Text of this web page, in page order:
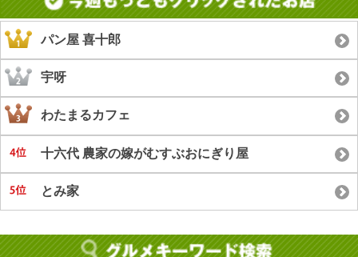
パン屋 喜十郎
宇呀
わたまるカフェ
十六代 農家の嫁がむすぶおにぎり屋
とみ家